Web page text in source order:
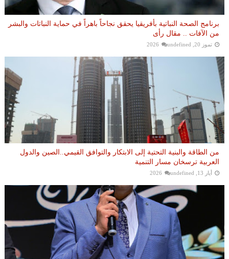
برنامج الصحة النباتية بأفريقيا يحقق نجاحاً باهراً في حماية النباتات والبشر
من الآفات .. مقال رأى
تموز 20, 2026 undefined
من الطاقة والبنية التحتية إلى الابتكار والتوافق القيمي..الصين والدول
العربية ترسخان مسار التنمية
أيار 13, 2026 undefined